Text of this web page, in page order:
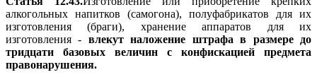
алкогольных напитков (самогона), полуфабрикатов для их
изготовления (браги), хранение аппаратов для их
изготовления - влекут наложение штрафа в размере до
тридцати базовых величин с конфискацией предмета
правонарушения.